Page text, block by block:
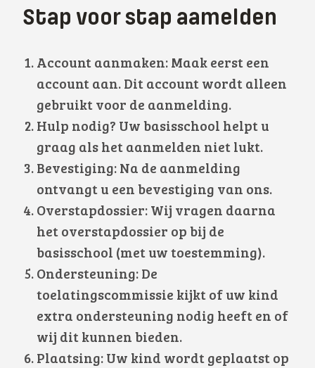
Stap voor stap aamelden
Account aanmaken: Maak eerst een
account aan. Dit account wordt alleen
gebruikt voor de aanmelding.
Hulp nodig? Uw basisschool helpt u
graag als het aanmelden niet lukt.
Bevestiging: Na de aanmelding
ontvangt u een bevestiging van ons.
Overstapdossier: Wij vragen daarna
het overstapdossier op bij de
basisschool (met uw toestemming).
Ondersteuning: De
toelatingscommissie kijkt of uw kind
extra ondersteuning nodig heeft en of
wij dit kunnen bieden.
Plaatsing: Uw kind wordt geplaatst op